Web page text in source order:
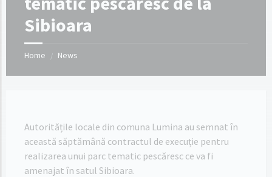
Sibioara
Home / News
Autoritățile locale din comuna Lumina au semnat în
această săptămână contractul de execuție pentru
realizarea unui parc tematic pescăresc ce va fi
amenajat în satul Sibioara.